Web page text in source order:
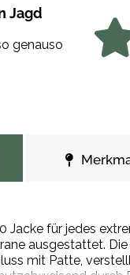
Jagd
genauso
Jacke für jedes
ausgestattet.
mit Patte,